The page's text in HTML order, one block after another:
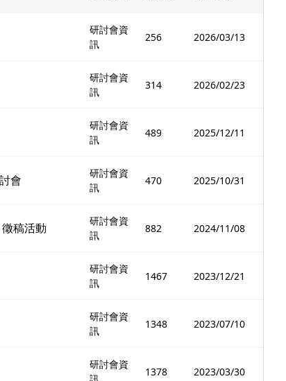
研討會資
訊
256 2026/03/13
研討會資
訊
314 2026/02/23
研討會資
訊
489 2025/12/11
會
研討會資
訊
470 2025/10/31
稿活動
研討會資
訊
882 2024/11/08
研討會資
訊
1467 2023/12/21
研討會資
訊
1348 2023/07/10
研討會資
1378 2023/03/30